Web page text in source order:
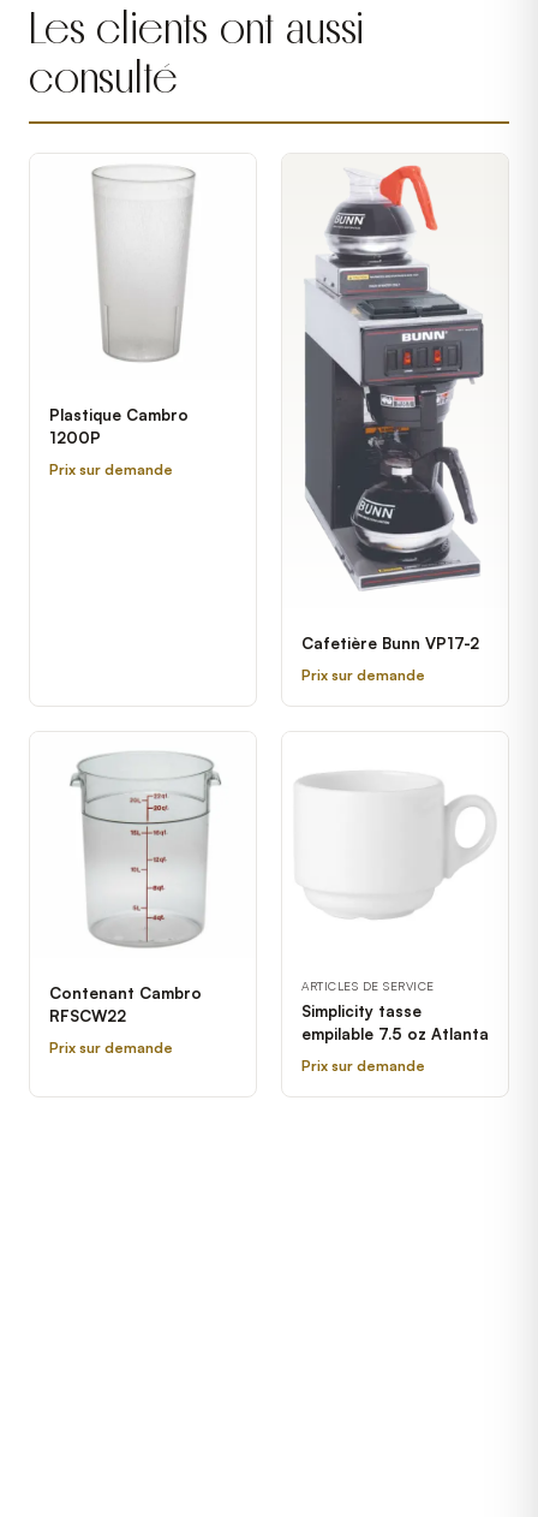
Les clients ont aussi
consulté
Plastique Cambro
1200P
Prix sur demande
Cafetière Bunn VP17-2
Prix sur demande
Contenant Cambro
RFSCW22
Prix sur demande
ARTICLES DE SERVICE
Simplicity tasse
empilable 7.5 oz Atlanta
Prix sur demande